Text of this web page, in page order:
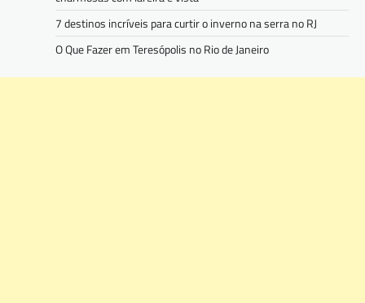
7 destinos incríveis para curtir o inverno na serra no RJ
O Que Fazer em Teresópolis no Rio de Janeiro